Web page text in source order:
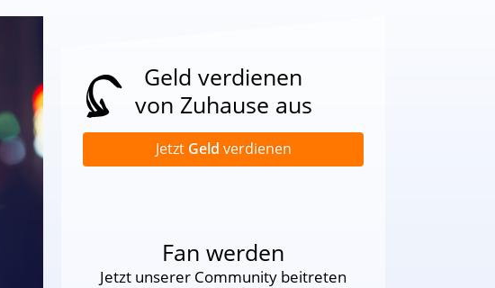
Geld verdienen
von Zuhause aus
Jetzt Geld verdienen
Fan werden
Jetzt unserer Community beitreten